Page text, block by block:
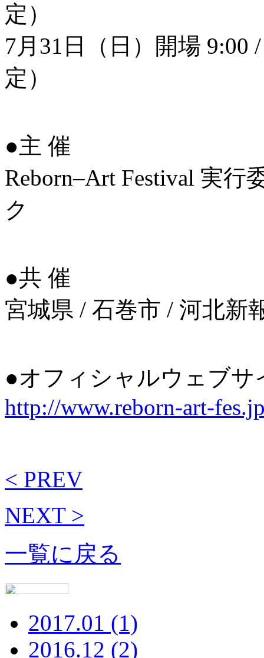
定）
7月31日（日）開場 9:00
定）
●主 催
Reborn‒Art Festival 実行
ク
●共 催
宮城県 / 石巻市 / 河北新
●オフィシャルウェブサ
http://www.reborn-art-
< PREV
NEXT >
一覧に戻る
2017.01 (1)
2016.12 (2)